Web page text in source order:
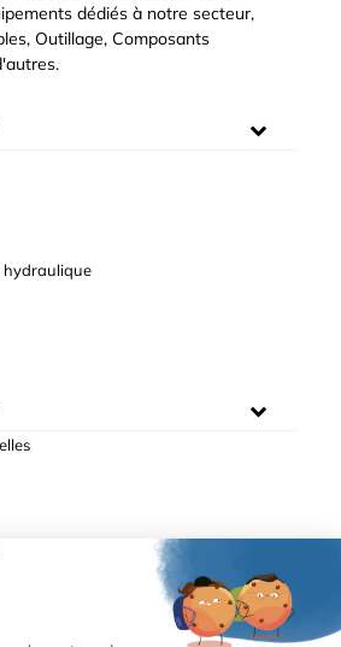
dédiés à notre secteur,
Outillage, Composants
hydraulique